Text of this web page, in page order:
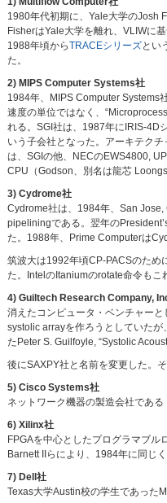
1980年代初期に、Yale大学のJosh
FisherはYale大学を離れ、VLIWに
1988年頃からTRACEシリーズとい
た。
2) MIPS Computer Systems社
1984年、MIPS Computer Systems
速度の単位ではなく、
れる。SGI社は、1987年にIRIS-4D
いう子会社となった。アーキテク
は、SGIの他、NECのEWS4800,
CPU（Godson、別名は龍芯
3) Cydrome社
Cydrome社は、1984年、San
pipeliningである。翌年の
た。1988年、Prime Computerは
筑波大は1992年頃CP-PACSのた
た。IntelのItaniumのrotate命令もこ
4) Guiltech Research Company,
消えたコンピュータ・ベンチャー
systolic arrayを作ろうとしていた
たPeter S. Guilfoyle, “Systolic
後にSAXPY社と名前を変更した。そ
5) Cisco Systems社
ネットワーク機器の製造会社であ
6) Xilinx社
FPGAを中心としたプログラマブ
Barnett IIらにより、1984年に同じ
7) Dell社
Texas大学Austin校の学生であった